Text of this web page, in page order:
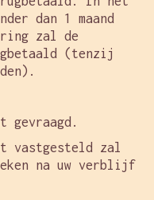
dan 1 maand
zal de
(tenzij
gevraagd.
vastgesteld zal
na uw verblijf